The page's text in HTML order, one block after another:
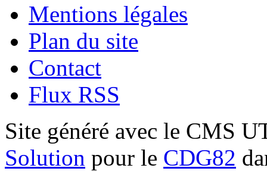
Mentions légales
Plan du site
Contact
Flux RSS
Site généré avec le CMS
Solution pour le CDG82